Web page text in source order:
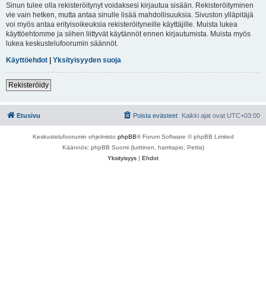
Sinun tulee olla rekisteröitynyt voidaksesi kirjautua sisään. Rekisteröityminen
vie vain hetken, mutta antaa sinulle lisää mahdollisuuksia. Sivuston ylläpitäjä
voi myös antaa erityisoikeuksia rekisteröityneille käyttäjille. Muista lukea
käyttöehtomme ja siihen liittyvät käytännöt ennen kirjautumista. Muista myös
lukea keskustelufoorumin säännöt.
Käyttöehdot | Yksityisyyden suoja
Rekisteröidy
Etusivu Kaikki ajat ovat UTC+03:00
Poista evästeet
Keskustelufoorumin ohjelmisto phpBB® Forum Software © phpBB Limited
Käännös: phpBB Suomi (lurttinen, harritapio, Pettis)
Yksityisyys | Ehdot